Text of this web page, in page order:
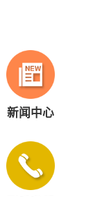
新闻中心